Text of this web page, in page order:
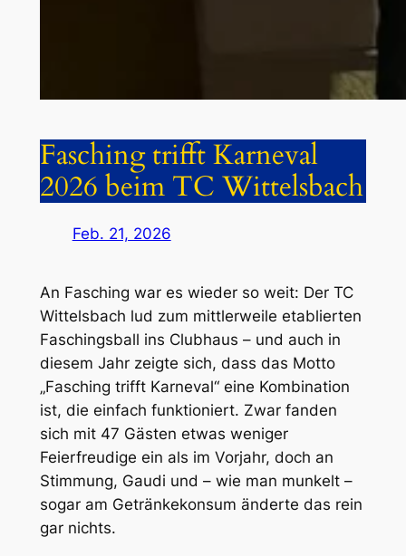
Fasching trifft Karneval
2026 beim TC Wittelsbach
Feb. 21, 2026
An Fasching war es wieder so weit: Der TC
Wittelsbach lud zum mittlerweile etablierten
Faschingsball ins Clubhaus – und auch in
diesem Jahr zeigte sich, dass das Motto
„Fasching trifft Karneval“ eine Kombination
ist, die einfach funktioniert. Zwar fanden
sich mit 47 Gästen etwas weniger
Feierfreudige ein als im Vorjahr, doch an
Stimmung, Gaudi und – wie man munkelt –
sogar am Getränkekonsum änderte das rein
gar nichts.